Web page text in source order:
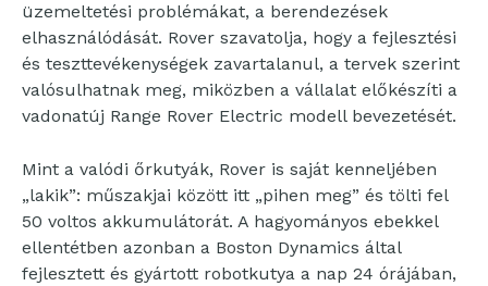
üzemeltetési problémákat, a berendezések
elhasználódását. Rover szavatolja, hogy a fejlesztési
és teszttevékenységek zavartalanul, a tervek szerint
valósulhatnak meg, miközben a vállalat előkészíti a
vadonatúj Range Rover Electric modell bevezetését.
Mint a valódi őrkutyák, Rover is saját kenneljében
„lakik”: műszakjai között itt „pihen meg” és tölti fel
50 voltos akkumulátorát. A hagyományos ebekkel
ellentétben azonban a Boston Dynamics által
fejlesztett és gyártott robotkutya a nap 24 órájában,